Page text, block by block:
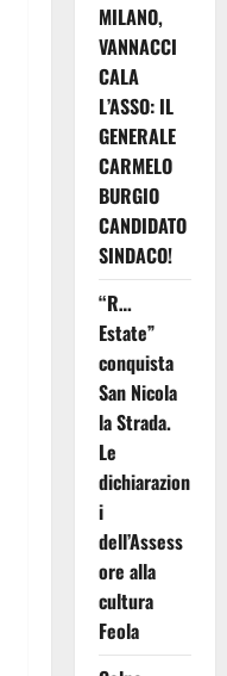
MILANO,
VANNACCI
CALA
L’ASSO: IL
GENERALE
CARMELO
BURGIO
CANDIDATO
SINDACO!
“R…
Estate”
conquista
San Nicola
la Strada.
Le
dichiarazion
i
dell’Assess
ore alla
cultura
Feola